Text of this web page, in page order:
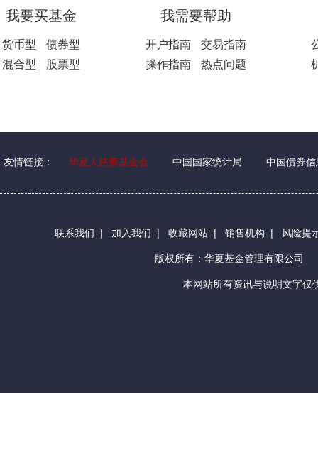
我要买基金
货币型
债券型
混合型
股票型
我需要帮助
开户指南
交易指南
操作指南
热点问题
友情链接： 华夏人慈善基金会 中国国家统计局 中国债券信
联系我们 | 加入我们 | 收藏网站 | 销售机构 | 风险提
版权所有：华夏基金管理有限公司
本网站所有资讯与说明文字仅